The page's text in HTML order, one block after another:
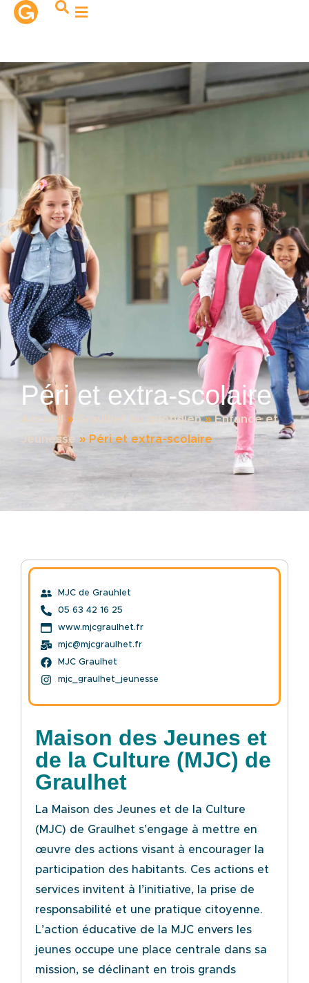
principal
Péri et extra-scolaire
Accueil » Graulhet au quotidien»Enfance et
Jeunesse » Péri et extra-scolaire
MJC de Grauhlet
05 63 42 16 25
www.mjcgraulhet.fr
mjc@mjcgraulhet.fr
MJC Graulhet
mjc_graulhet_jeunesse
Maison des Jeunes et
de la Culture (MJC) de
Graulhet
La Maison des Jeunes et de la Culture
(MJC) de Graulhet s’engage à mettre en
œuvre des actions visant à encourager la
participation des habitants. Ces actions et
services invitent à l’initiative, la prise de
responsabilité et une pratique citoyenne.
L’action éducative de la MJC envers les
jeunes occupe une place centrale dans sa
mission, se déclinant en trois grands